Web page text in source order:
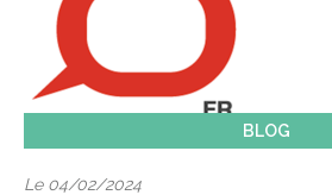
BLOG
Le 04/02/2024